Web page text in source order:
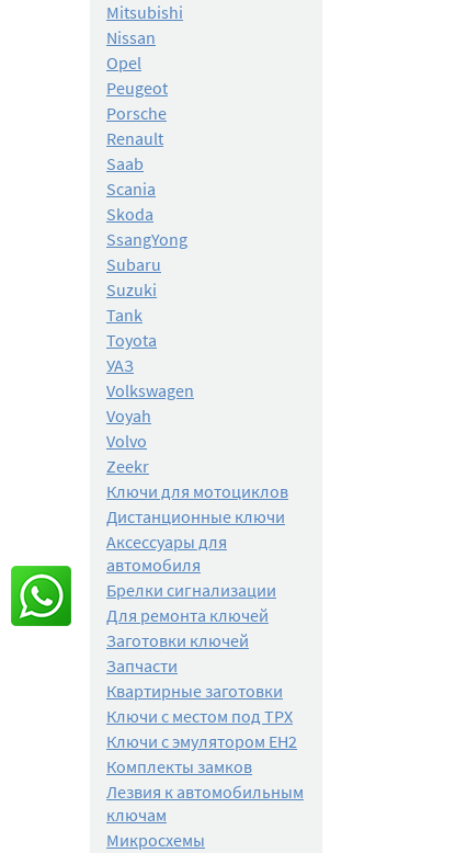
Mitsubishi
Nissan
Opel
Peugeot
Porsche
Renault
Saab
Scania
Skoda
SsangYong
Subaru
Suzuki
Tank
Toyota
УАЗ
Volkswagen
Voyah
Volvo
Zeekr
Ключи для мотоциклов
Дистанционные ключи
Аксессуары для
автомобиля
Брелки сигнализации
Для ремонта ключей
Заготовки ключей
Запчасти
Квартирные заготовки
Ключи с местом под TPX
Ключи с эмулятором EH2
Комплекты замков
Лезвия к автомобильным
ключам
Микросхемы